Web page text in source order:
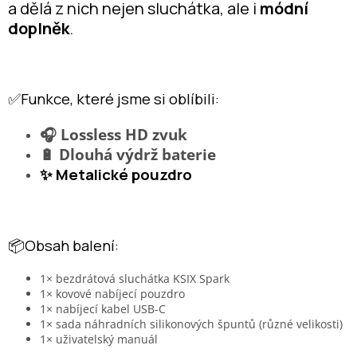
a dělá z nich nejen sluchátka, ale i módní
doplněk.
✅Funkce, které jsme si oblíbili:
🎧 Lossless HD zvuk
🔋 Dlouhá výdrž baterie
✨ Metalické pouzdro
📦Obsah balení:
1× bezdrátová sluchátka KSIX Spark
1× kovové nabíjecí pouzdro
1× nabíjecí kabel USB-C
1× sada náhradních silikonových špuntů (různé velikosti)
1× uživatelský manuál